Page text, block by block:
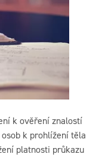
k ověření znalostí
k prohlížení těla
platnosti průkazu